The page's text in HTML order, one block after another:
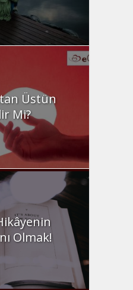
Üstün
Mi?
Olmak!